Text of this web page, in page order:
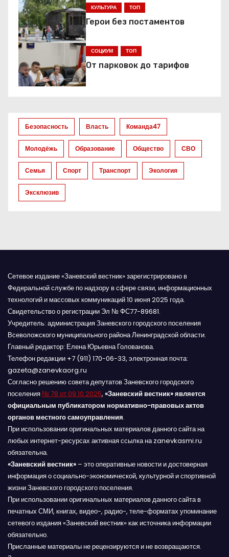
ц
и
я
п
з
а
п
и
с
м
КУЛЬТУРА ТОП
Герои без постаментов
СОЦИУМ ТОП
От парковок до тарифов
Безопасность Власть Команда47
Молодёжь Образование Общество СВО
Семья Спорт Транспорт Экология
Эксклюзив
Сетевое издание «Заневский вестник» зарегистрировано в
Федеральной службе по надзору в сфере связи, информационных
технологий и массовых коммуникаций 10 июня 2025 года.
Свидетельство о регистрации Эл № ФС77-89681.
Учредитель: администрация Заневского городского поселения
Всеволожского муниципального района Ленинградской области.
Главный редактор: Елена Юрьевна Голованова.
Телефон редакции +7 (911) 170-06-33, электронная почта:
gazeta@zanevkaorg.ru
Согласно решению совета депутатов Заневского городского
поселения № 78 от 09.10.2025, «Заневский вестник» является
официальным публикатором нормативно-правовых актов
органов местного самоуправления.
При использовании оригинальных материалов данного сайта на
любых интернет-ресурсах активная ссылка на zanevkasmi.ru
обязательна.
«Заневский вестник» – это оперативные новости и достоверная
информация о социально-экономической, культурной и спортивной
жизни Заневского городского поселения.
При использовании оригинальных материалов данного сайта в
печатных СМИ, книгах, видео-, радио-, теле-форматах упоминание
сетевого издания «Заневский вестник» как источника информации
обязательно.
Присланные материалы не рецензируются и не возвращаются.